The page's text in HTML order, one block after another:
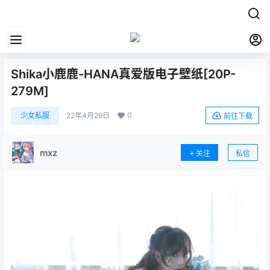
Shika小鹿鹿-HANA真爱版电子壁纸[20P-
279M]
少女私服 22年4月29日 0 前往下载
mxz 关注 私信